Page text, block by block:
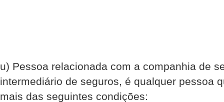
u) Pessoa relacionada com a companhia de
intermediário de seguros, é qualquer pessoa
mais das seguintes condições: